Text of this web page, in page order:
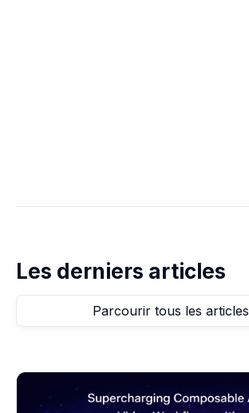
Les derniers articles
Parcourir tous les articles